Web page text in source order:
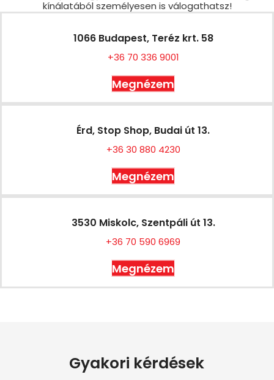
kínálatából személyesen is válogathatsz!
1066 Budapest, Teréz krt. 58
+36 70 336 9001
Megnézem
Érd, Stop Shop, Budai út 13.
+36 30 880 4230
Megnézem
3530 Miskolc, Szentpáli út 13.
+36 70 590 6969
Megnézem
Gyakori kérdések